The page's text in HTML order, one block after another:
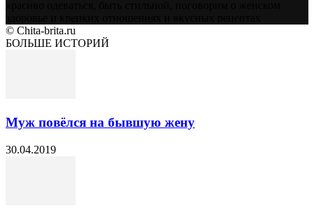
© Chita-brita.ru
БОЛЬШЕ ИСТОРИЙ
Муж повёлся на бывшую жену
30.04.2019